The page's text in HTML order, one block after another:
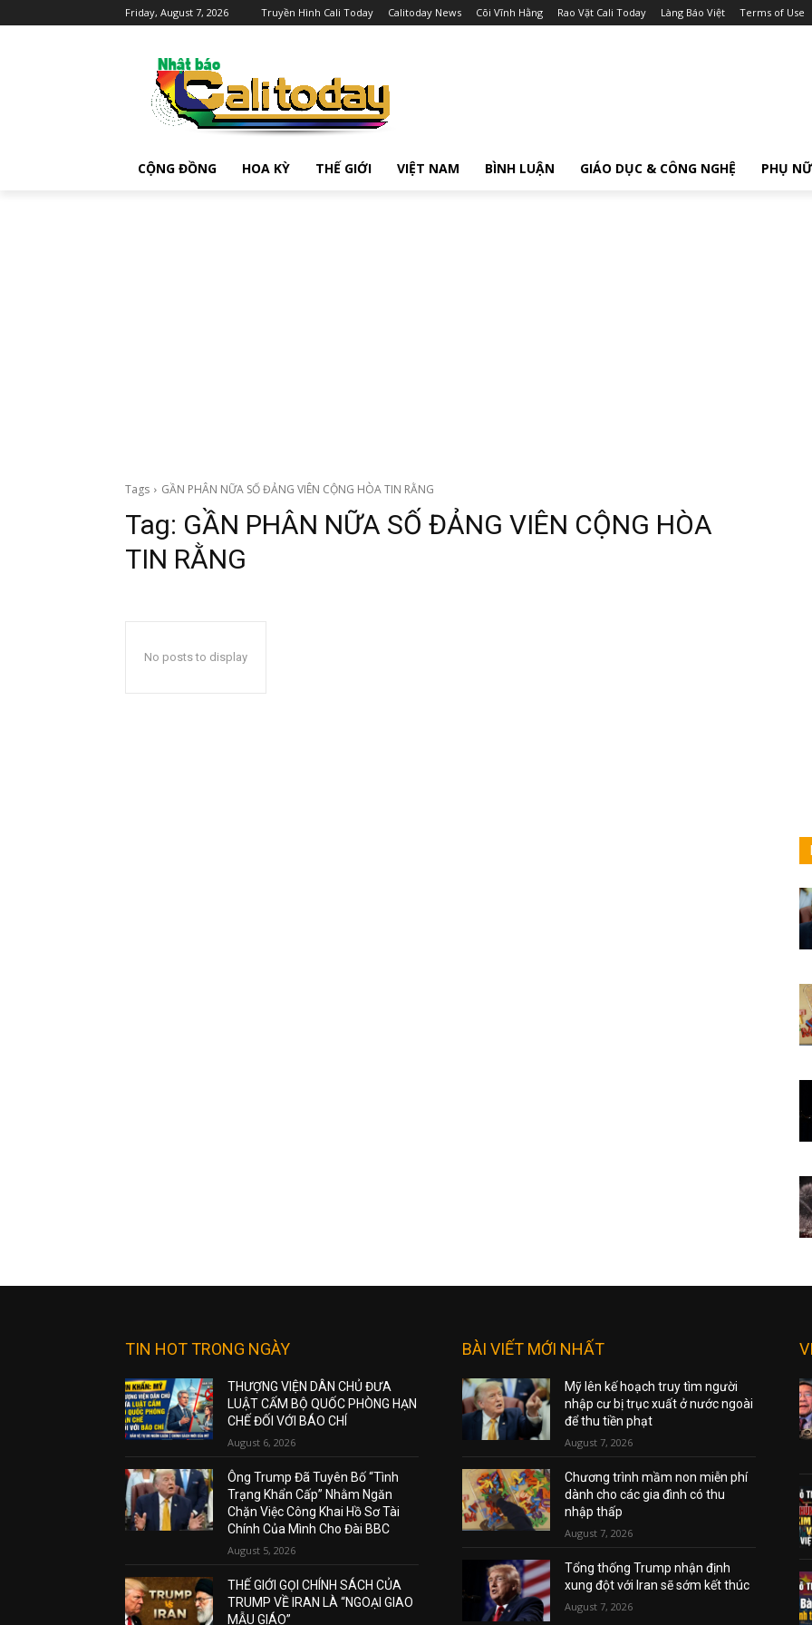
Friday, August 7, 2026 Truyền Hình Cali Today Calitoday News Cõi Vĩnh Hằng Rao Vặt Cali Today Làng Báo Việt Terms of Use
CỘNG ĐỒNG HOA KỲ THẾ GIỚI VIỆT NAM BÌNH LUẬN GIÁO DỤC & CÔNG NGHỆ PHỤ NỮ
Tags GẦN PHÂN NỮA SỐ ĐẢNG VIÊN CỘNG HÒA TIN RẰNG
Tag: GẦN PHÂN NỮA SỐ ĐẢNG VIÊN CỘNG HÒA
TIN RẰNG
No posts to display
TIN HOT TRONG NGÀY
THƯỢNG VIỆN DÂN CHỦ ĐƯA
LUẬT CẤM BỘ QUỐC PHÒNG HẠN
CHẾ ĐỐI VỚI BÁO CHÍ
August 6, 2026
Ông Trump Đã Tuyên Bố “Tình
Trạng Khẩn Cấp” Nhằm Ngăn
Chặn Việc Công Khai Hồ Sơ Tài
Chính Của Mình Cho Đài BBC
August 5, 2026
THẾ GIỚI GỌI CHÍNH SÁCH CỦA
TRUMP VỀ IRAN LÀ “NGOẠI GIAO
MẪU GIÁO”
BÀI VIẾT MỚI NHẤT
Mỹ lên kế hoạch truy tìm người
nhập cư bị trục xuất ở nước ngoài
để thu tiền phạt
August 7, 2026
Chương trình mầm non miễn phí
dành cho các gia đình có thu
nhập thấp
August 7, 2026
Tổng thống Trump nhận định
xung đột với Iran sẽ sớm kết thúc
August 7, 2026